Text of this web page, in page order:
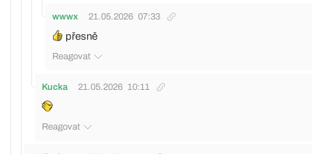
wwwx 21.05.2026 07:33
přesně
Reagovat
Kucka 21.05.2026 10:11
Reagovat